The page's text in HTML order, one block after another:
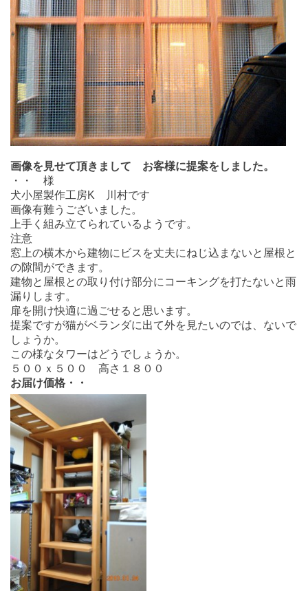
画像を見せて頂きまして お客様に提案をしました。
・・ 様
犬小屋製作工房K 川村です
画像有難うございました。
上手く組み立てられているようです。
注意
窓上の横木から建物にビスを丈夫にねじ込まないと屋根と
の隙間ができます。
建物と屋根との取り付け部分にコーキングを打たないと雨
漏りします。
扉を開け快適に過ごせると思います。
提案ですが猫がベランダに出て外を見たいのでは、ないで
しょうか。
この様なタワーはどうでしょうか。
５００ｘ５００ 高さ１８００
お届け価格・・